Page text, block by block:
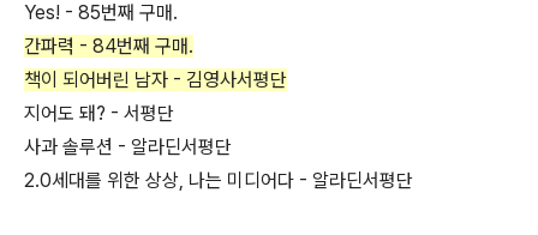
Yes! - 85번째 구매.
간파력 - 84번째 구매.
책이 되어버린 남자 - 김영사서평단
지어도 돼? - 서평단
사과 솔루션 - 알라딘서평단
2.0세대를 위한 상상, 나는 미디어다 - 알라딘서평단